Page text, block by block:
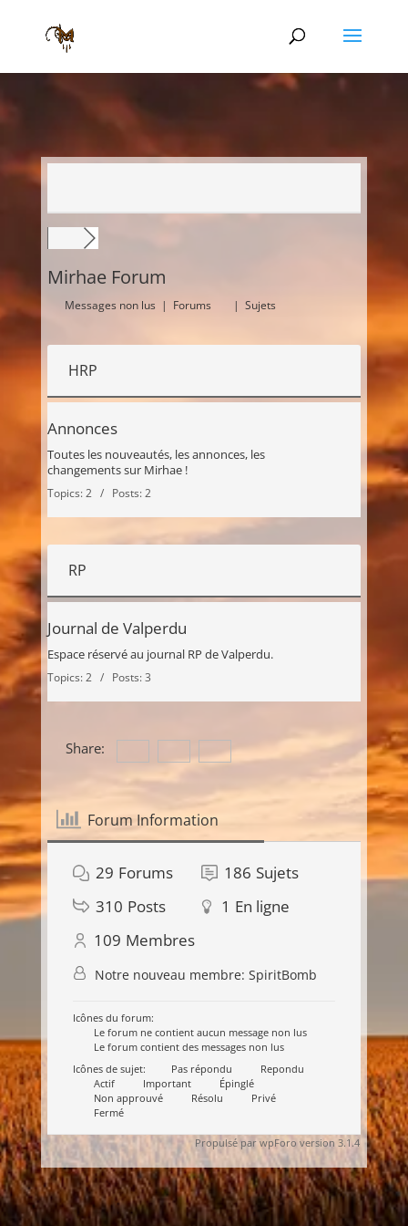
Mirhae Forum
Messages non lus | Forums | Sujets
HRP
Annonces
Toutes les nouveautés, les annonces, les
changements sur Mirhae !
Topics: 2 / Posts: 2
RP
Journal de Valperdu
Espace réservé au journal RP de Valperdu.
Topics: 2 / Posts: 3
Share:
Forum Information
29 Forums 186 Sujets
310 Posts 1 En ligne
109 Membres
Notre nouveau membre: SpiritBomb
Icônes du forum:
Le forum ne contient aucun message non lus
Le forum contient des messages non lus
Icônes de sujet:
Pas répondu
Repondu
Actif
Important
Épinglé
Non approuvé
Résolu
Privé
Fermé
Propulsé par wpForo version 3.1.4